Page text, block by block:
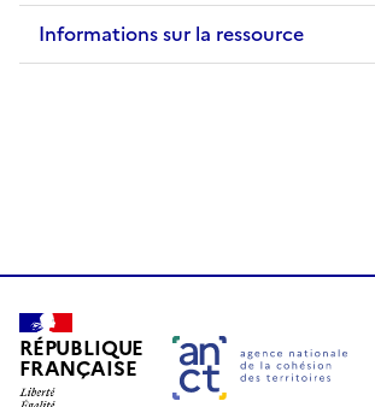
Informations sur la ressource
RÉPUBLIQUE
FRANÇAISE